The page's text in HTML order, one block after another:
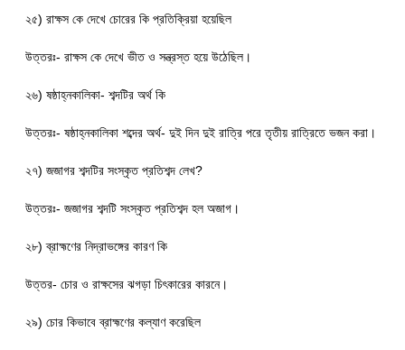
২৫) রাক্ষস কে দেখে চোরের কি প্রতিক্রিয়া হয়েছিল
উত্তরঃ- রাক্ষস কে দেখে ভীত ও সন্ত্রস্ত হয়ে উঠেছিল।
২৬) ষষ্ঠাহ্নকালিকা- শব্দটির অর্থ কি
উত্তরঃ- ষষ্ঠাহ্নকালিকা শব্দের অর্থ- দুই দিন দুই রাত্রি পরে তৃতীয় রাত্রিতে ভজন করা।
২৭) জজাগর শব্দটির সংস্কৃত প্রতিশব্দ লেখ?
উত্তরঃ- জজাগর শব্দটি সংস্কৃত প্রতিশব্দ হল অজাগ।
২৮) ব্রাহ্মণের নিদ্রাভঙ্গের কারণ কি
উত্তর- চোর ও রাক্ষসের ঝগড়া চিৎকারের কারনে।
২৯) চোর কিভাবে ব্রাহ্মণের কল্যাণ করেছিল